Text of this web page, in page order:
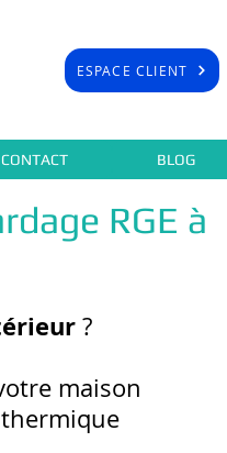
ESPACE CLIENT
CONTACT BLOG
RGE à
?
maison